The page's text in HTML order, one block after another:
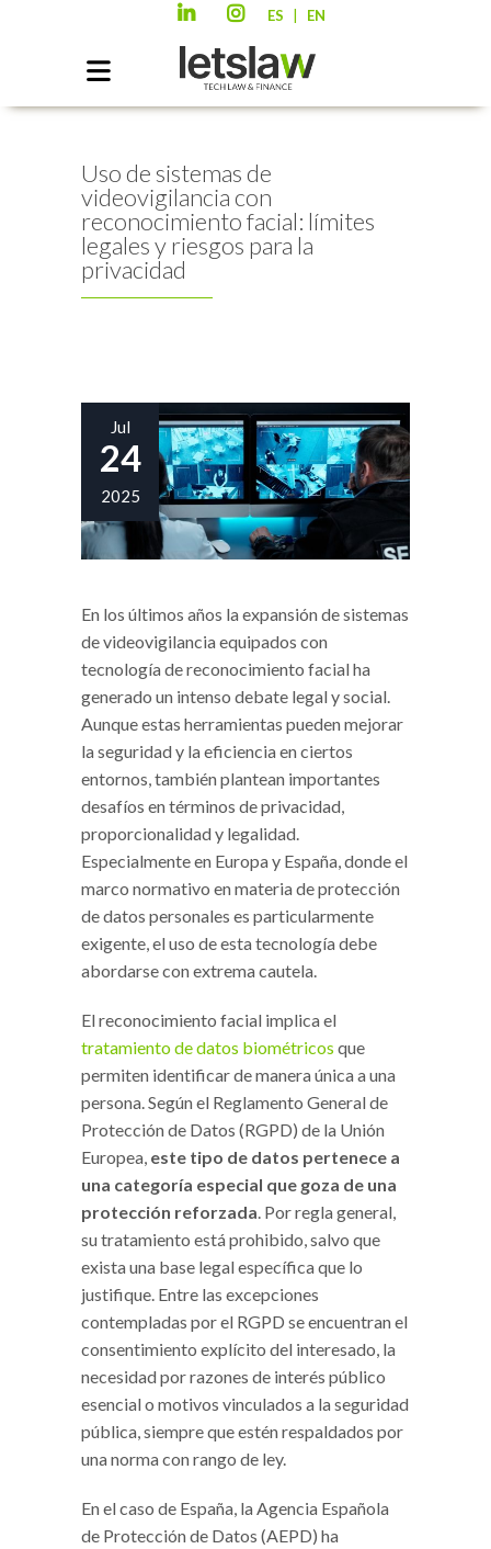
ES EN
Uso de sistemas de
videovigilancia con
reconocimiento facial: límites
legales y riesgos para la
privacidad
Jul
24
2025
En los últimos años la expansión de sistemas
de videovigilancia equipados con
tecnología de reconocimiento facial ha
generado un intenso debate legal y social.
Aunque estas herramientas pueden mejorar
la seguridad y la eficiencia en ciertos
entornos, también plantean importantes
desafíos en términos de privacidad,
proporcionalidad y legalidad.
Especialmente en Europa y España, donde el
marco normativo en materia de protección
de datos personales es particularmente
exigente, el uso de esta tecnología debe
abordarse con extrema cautela.
El reconocimiento facial implica el
tratamiento de datos biométricos que
permiten identificar de manera única a una
persona. Según el Reglamento General de
Protección de Datos (RGPD) de la Unión
Europea, este tipo de datos pertenece a
una categoría especial que goza de una
protección reforzada. Por regla general,
su tratamiento está prohibido, salvo que
exista una base legal específica que lo
justifique. Entre las excepciones
contempladas por el RGPD se encuentran el
consentimiento explícito del interesado, la
necesidad por razones de interés público
esencial o motivos vinculados a la seguridad
pública, siempre que estén respaldados por
una norma con rango de ley.
En el caso de España, la Agencia Española
de Protección de Datos (AEPD) ha